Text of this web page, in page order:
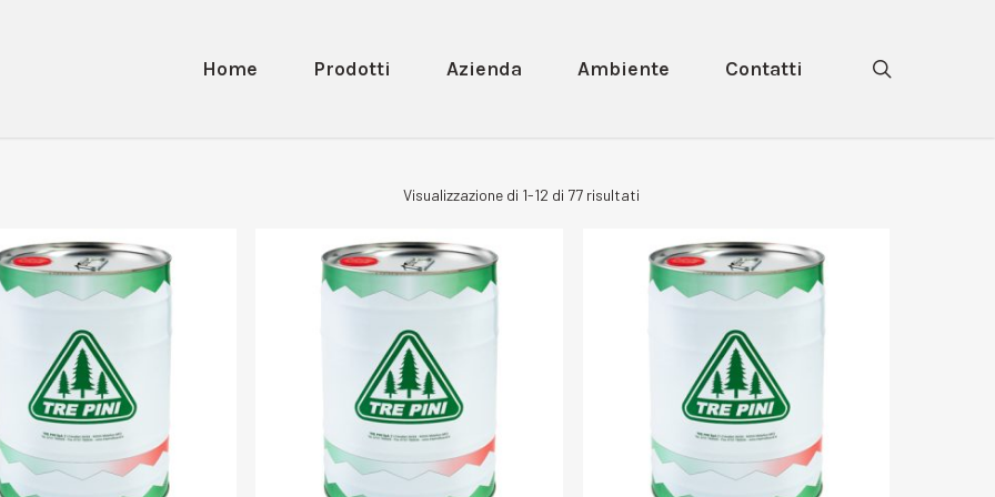
Home Prodotti Azienda Ambiente Contatti
Visualizzazione di 1-12 di 77 risultati